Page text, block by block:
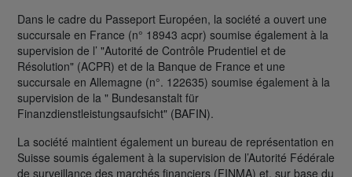
Dans le cadre du Passeport Européen, la société a ouvert une
succursale en France (n° 18943 acpr) soumise également à la
supervision de l’ "Autorité de Contrôle Prudentiel et de
Résolution" (ACPR) et de la Banque de France et une
succursale en Allemagne (n°. 122635) soumise également à la
supervision de la " Bundesanstalt für
Finanzdienstleistungsaufsicht" (BAFIN).
La société maintient également un bureau de représentation en
Suisse soumis également à la supervision de l’Autorité Fédérale
de surveillance des marchés financiers (FINMA) et, sur base du